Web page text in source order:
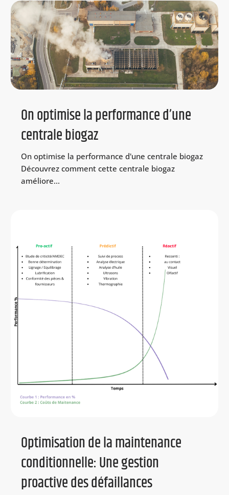
On optimise la performance d’une
centrale biogaz
On optimise la performance d'une centrale biogaz
Découvrez comment cette centrale biogaz
améliore...
Optimisation de la maintenance
conditionnelle: Une gestion
proactive des défaillances